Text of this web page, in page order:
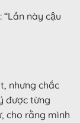
này cậu
nhưng chắc
được từng
cho rằng mình